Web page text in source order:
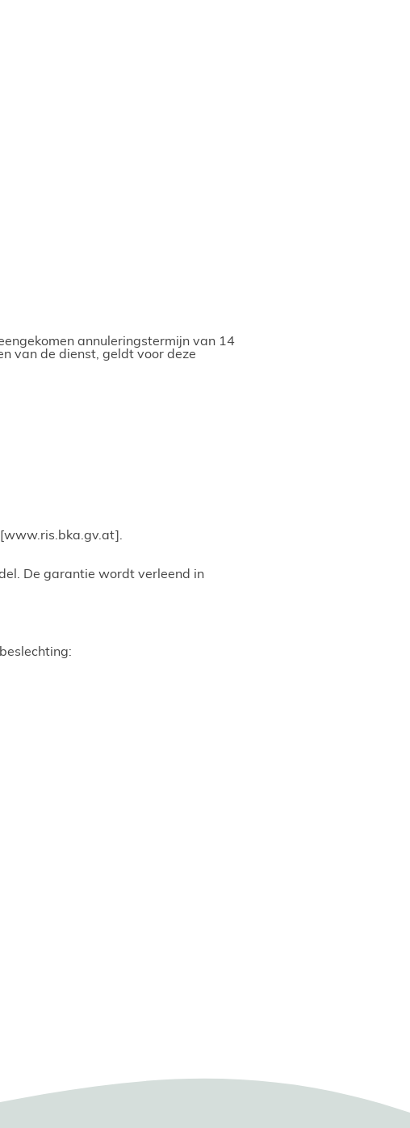
annuleringstermijn van 14
van de dienst, geldt voor deze
[www.ris.bka.gv.at].
De garantie wordt verleend in